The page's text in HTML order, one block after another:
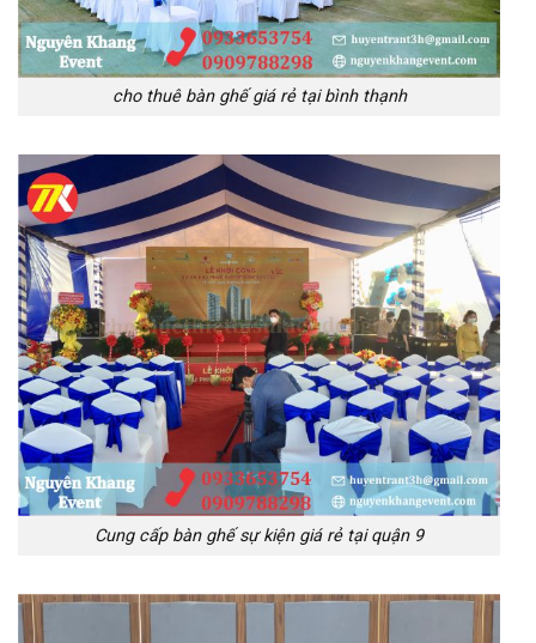
cho thuê bàn ghế giá rẻ tại bình thạnh
Cung cấp bàn ghế sự kiện giá rẻ tại quận 9